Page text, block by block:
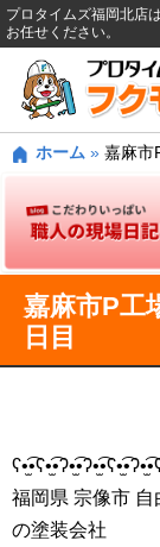
プロタイムズ福岡北店
お任せください。
ホーム » 嘉麻市
嘉麻市P工
日目
福岡県 宗像市 自
の塗装会社